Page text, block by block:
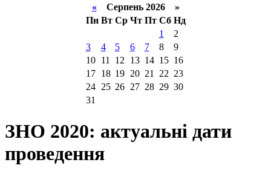
«Серпень 2026 »
Пн Вт Ср Чт Пт Сб Нд
1
2
3
4 5 6 7 8
9
10
11 12 13 14 15 16
17
18 19 20 21 22 23
24
25 26 27 28 29 30
31
ЗНО 2020: актуальні дати
проведення